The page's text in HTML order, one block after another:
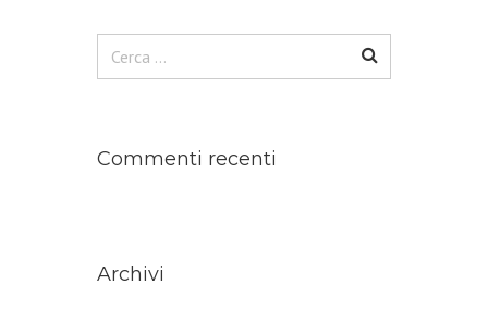
Commenti recenti
Archivi